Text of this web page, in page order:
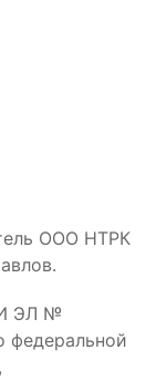
ООО НТРК
ЭЛ №
федеральной